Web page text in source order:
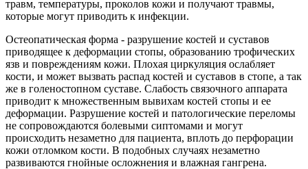
травм, температуры, проколов кожи и получают травмы,
которые могут приводить к инфекции.
Остеопатическая форма - разрушение костей и суставов
приводящее к деформации стопы, образованию трофических
язв и повреждениям кожи. Плохая циркуляция ослабляет
кости, и может вызвать распад костей и суставов в стопе, а так
же в голеностопном суставе. Слабость связочного аппарата
приводит к множественным вывихам костей стопы и ее
деформации. Разрушение костей и патологические переломы
не сопровождаются болевыми сиптомами и могут
происходить незаметно для пациента, вплоть до перфорации
кожи отломком кости. В подобных случаях незаметно
развиваются гнойные осложнения и влажная гангрена.